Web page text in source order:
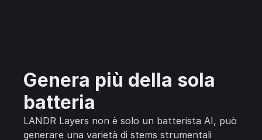
Genera più della sola
batteria
LANDR Layers non è solo un batterista AI, può
generare una varietà di stems strumentali